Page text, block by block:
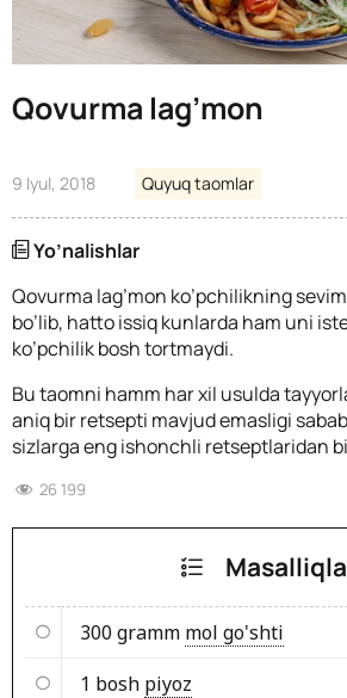
Qovurma lag’mon
9 Iyul, 2018 Quyuq taomlar
Yo’nalishlar
Qovurma lag’mon ko’pchilikning
bo’lib, hatto issiq kunlarda ham uni
ko’pchilik bosh tortmaydi.
Bu taomni hamm har xil usulda
aniq bir retsepti mavjud emasligi
sizlarga eng ishonchli retseptlaridan
26 199
300 gramm mol go'shti
1 bosh piyoz